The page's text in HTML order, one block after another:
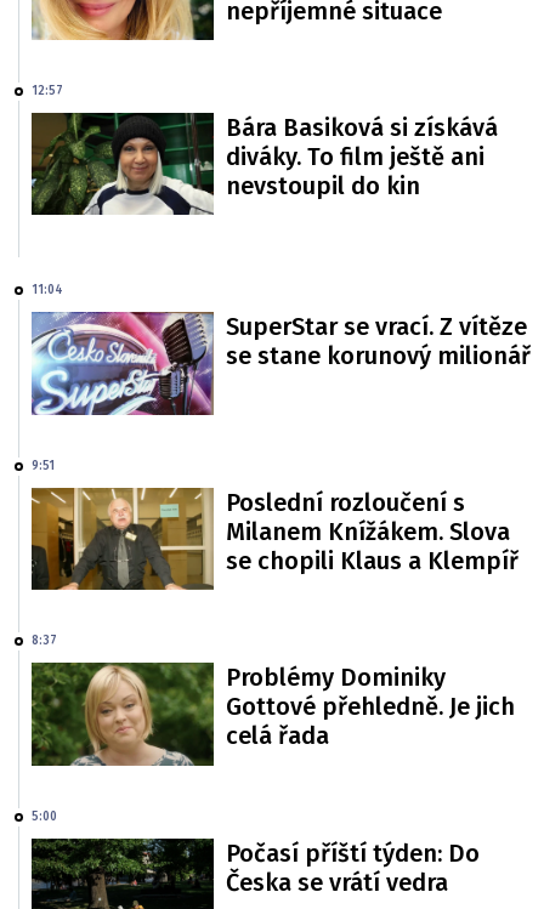
nepříjemné situace
12:57
Bára Basiková si získává
diváky. To film ještě ani
nevstoupil do kin
11:04
SuperStar se vrací. Z vítěze
se stane korunový milionář
9:51
Poslední rozloučení s
Milanem Knížákem. Slova
se chopili Klaus a Klempíř
8:37
Problémy Dominiky
Gottové přehledně. Je jich
celá řada
5:00
Počasí příští týden: Do
Česka se vrátí vedra